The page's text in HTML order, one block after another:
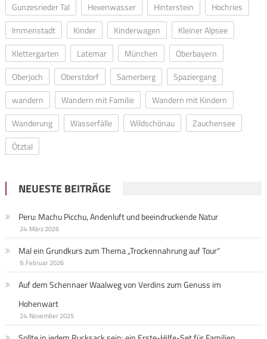
Gunzesrieder Tal
Hexenwasser Hinterstein
Hochries
Immenstadt
Kinder Kinderwagen
Kleiner Alpsee
Klettergarten
Latemar München
Oberbayern
Oberjoch
Oberstdorf Samerberg
Spaziergang
wandern
Wandern mit Familie
Wandern mit Kindern
Wanderung
Wasserfälle Wildschönau
Zauchensee
Ötztal
NEUESTE BEITRÄGE
Peru: Machu Picchu, Andenluft und beeindruckende Natur
24. März 2026
Mal ein Grundkurs zum Thema „Trockennahrung auf Tour“
9. Februar 2026
Auf dem Schennaer Waalweg von Verdins zum Genuss im
Hohenwart
24. November 2025